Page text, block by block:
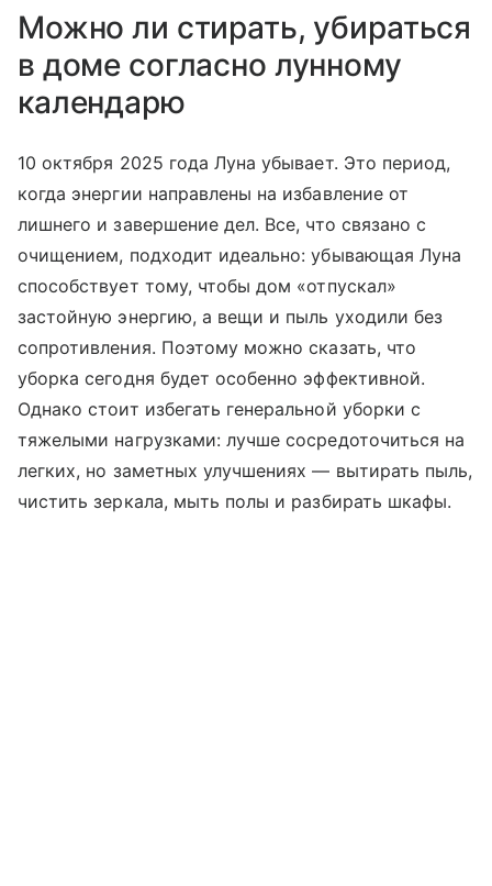
Можно ли стирать, убираться
в доме согласно лунному
календарю
10 октября 2025 года Луна убывает. Это период,
когда энергии направлены на избавление от
лишнего и завершение дел. Все, что связано с
очищением, подходит идеально: убывающая Луна
способствует тому, чтобы дом «отпускал»
застойную энергию, а вещи и пыль уходили без
сопротивления. Поэтому можно сказать, что
уборка сегодня будет особенно эффективной.
Однако стоит избегать генеральной уборки с
тяжелыми нагрузками: лучше сосредоточиться на
легких, но заметных улучшениях — вытирать пыль,
чистить зеркала, мыть полы и разбирать шкафы.